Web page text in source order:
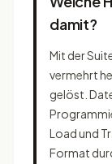
damit?
Mit der
vermehrt
gelöst.
Load und
Format